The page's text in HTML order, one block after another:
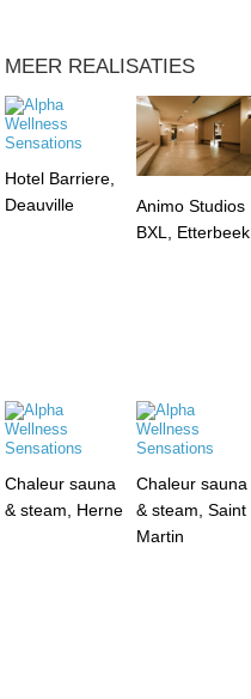
MEER REALISATIES
Hotel Barriere,
Deauville
Animo Studios
BXL, Etterbeek
Chaleur sauna
& steam, Herne
Chaleur sauna
& steam, Saint
Martin